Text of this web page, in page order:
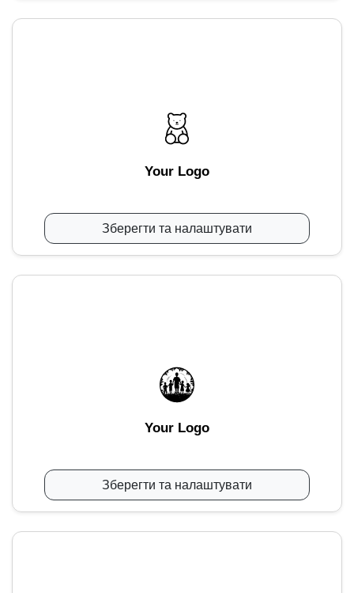
Your Logo
Зберегти та налаштувати
Your Logo
Зберегти та налаштувати